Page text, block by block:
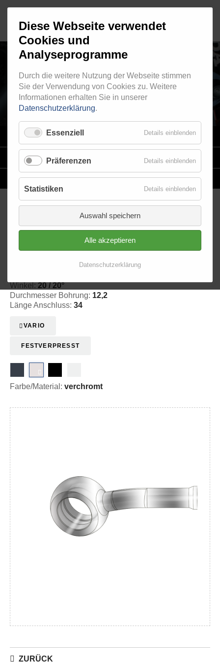
RINGFITTING 232
VARIO
STAHLFLEX-LEITUNGSKITS FÜR MOTORRÄDER
EINZELLEITUNGENNACH MASS
Ringfitting 232 Ø 12,2
Winkel: 20 / 20°
Durchmesser Bohrung: 12,2
Länge Anschluss: 34
VARIO
FESTVERPRESST
Farbe/Material: verchromt
ZURÜCK
Diese Webseite verwendet
Cookies und
Analyseprogramme
Durch die weitere Nutzung der Webseite stimmen
Sie der Verwendung von Cookies zu. Weitere
Informationen erhalten Sie in unserer
Datenschutzerklärung.
Essenziell Details einblenden
Präferenzen Details einblenden
Statistiken Details einblenden
Auswahl speichern
Alle akzeptieren
Datenschutzerklärung